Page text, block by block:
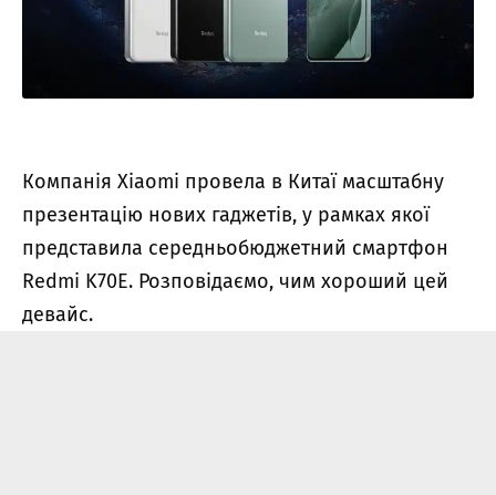
Компанія Xiaomi провела в Китаї масштабну
презентацію нових гаджетів, у рамках якої
представила середньобюджетний смартфон
Redmi K70E. Розповідаємо, чим хороший цей
девайс.